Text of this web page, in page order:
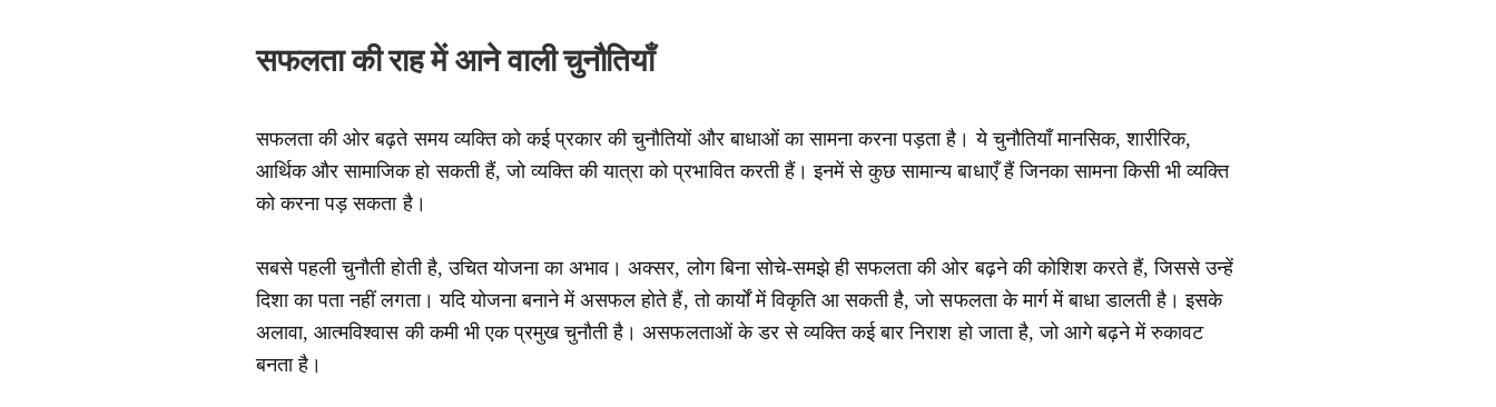
सफलता की राह में आने वाली चुनौतियाँ
सफलता की ओर बढ़ते समय व्यक्ति को कई प्रकार की चुनौतियों और बाधाओं का सामना करना पड़ता है। ये चुनौतियाँ मानसिक, शारीरिक,
आर्थिक और सामाजिक हो सकती हैं, जो व्यक्ति की यात्रा को प्रभावित करती हैं। इनमें से कुछ सामान्य बाधाएँ हैं जिनका सामना किसी भी व्यक्ति
को करना पड़ सकता है।
सबसे पहली चुनौती होती है, उचित योजना का अभाव। अक्सर, लोग बिना सोचे-समझे ही सफलता की ओर बढ़ने की कोशिश करते हैं, जिससे उन्हें
दिशा का पता नहीं लगता। यदि योजना बनाने में असफल होते हैं, तो कार्यों में विकृति आ सकती है, जो सफलता के मार्ग में बाधा डालती है। इसके
अलावा, आत्मविश्वास की कमी भी एक प्रमुख चुनौती है। असफलताओं के डर से व्यक्ति कई बार निराश हो जाता है, जो आगे बढ़ने में रुकावट
बनता है।